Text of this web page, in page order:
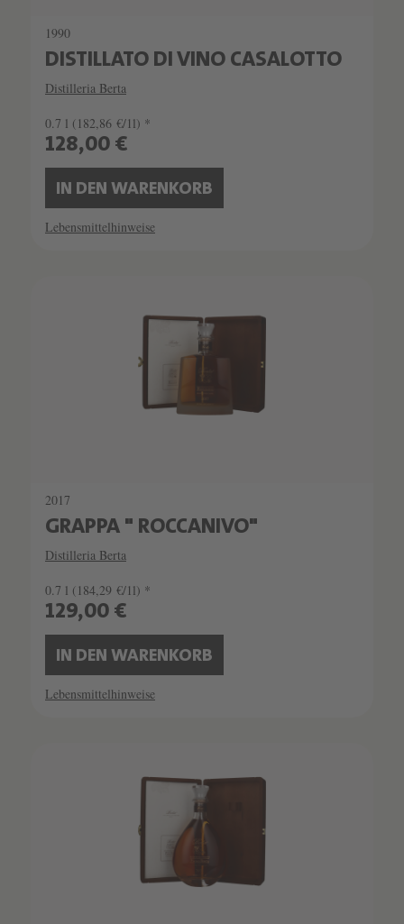
1990
DISTILLATO DI VINO CASALOTTO
Distilleria Berta
0.7 l (182,86 €/1l) *
128,00 €
IN DEN WARENKORB
Lebensmittelhinweise
2017
GRAPPA " ROCCANIVO"
Distilleria Berta
0.7 l (184,29 €/1l) *
129,00 €
IN DEN WARENKORB
Lebensmittelhinweise